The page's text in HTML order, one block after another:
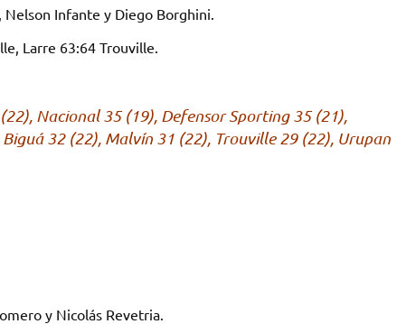
Infante y Diego Borghini.
Larre 63:64 Trouville.
Nacional 35 (19), Defensor Sporting 35 (21),
32 (22), Malvín 31 (22), Trouville 29 (22), Urupan
y Nicolás Revetria.